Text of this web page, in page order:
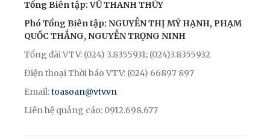
Tổng Biên tập: VŨ THANH THỦY
Phó Tổng Biên tập: NGUYỄN THỊ MỸ HẠNH, PHẠM
QUỐC THẮNG, NGUYỄN TRỌNG NINH
Tổng đài VTV: (024) 3.8355931; (024)3.8355932
Điện thoại Thời báo VTV: (024) 66897 897
Email:toasoan@vtv.vn
Liên hệ quảng cáo: 0912.698.677